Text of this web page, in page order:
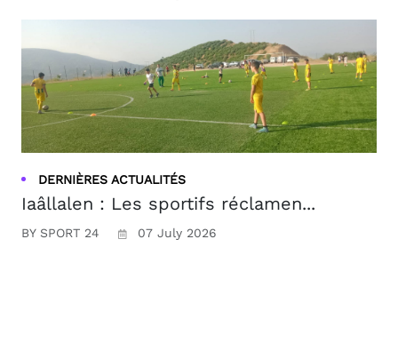
DERNIÈRES ACTUALITÉS
Iaâllalen : Les sportifs réclamen...
BY SPORT 24 07 July 2026